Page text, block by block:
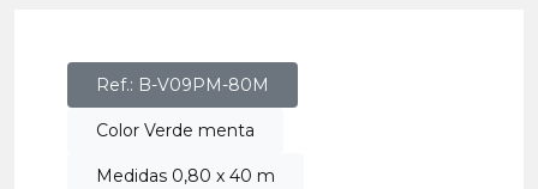
Ref.: B-V09PM-80M
Color Verde menta
Medidas 0,80 x 40 m